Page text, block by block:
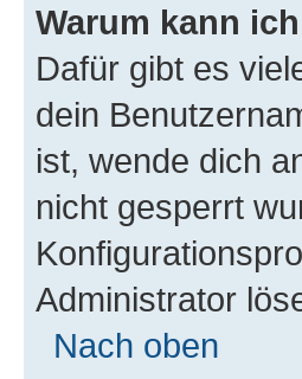
Warum kann
Dafür gibt es
dein
ist, wende dich
nicht gesperrt
Administrator
Nach oben